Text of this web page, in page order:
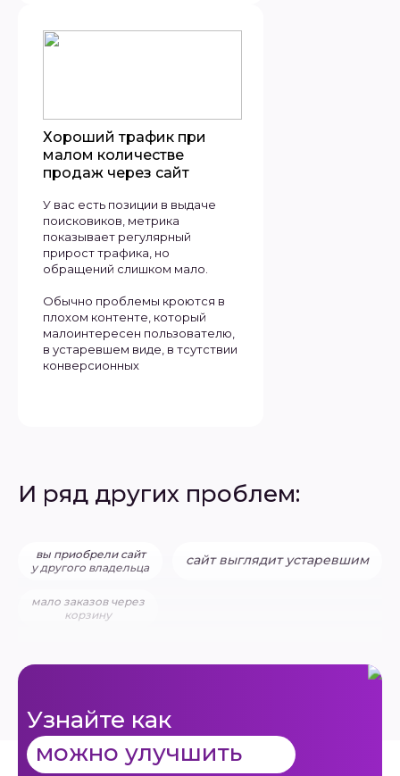
Хороший трафик при
малом количестве
продаж через сайт
У вас есть позиции в выдаче
поисковиков, метрика
показывает регулярный
прирост трафика, но
обращений слишком мало.
Обычно проблемы кроются в
плохом контенте, который
малоинтересен пользователю,
в устаревшем виде, в тсутствии
конверсионных
И ряд других проблем:
вы приобрели сайт
у другого владельца
сайт выглядит устаревшим
мало заказов через
корзину
Узнайте как
можно улучшить